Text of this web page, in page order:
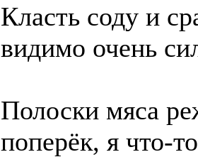
Класть соду и
видимо очень
Полоски мяса
поперёк, я что-